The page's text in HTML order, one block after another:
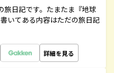
旅日記です。たまたま『地球
いてある内容はただの旅日記
詳細を見る